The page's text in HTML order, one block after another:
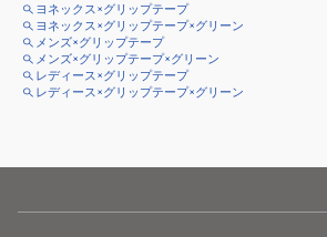
ヨネックス×グリップテープ
ヨネックス×グリップテープ×グリーン
メンズ×グリップテープ
メンズ×グリップテープ×グリーン
レディース×グリップテープ
レディース×グリップテープ×グリーン